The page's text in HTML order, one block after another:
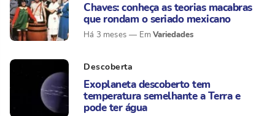
Chaves: conheça as teorias macabras
que rondam o seriado mexicano
Há 3 meses Variedades
Descoberta
Exoplaneta descoberto tem
temperatura semelhante a Terra e
pode ter água